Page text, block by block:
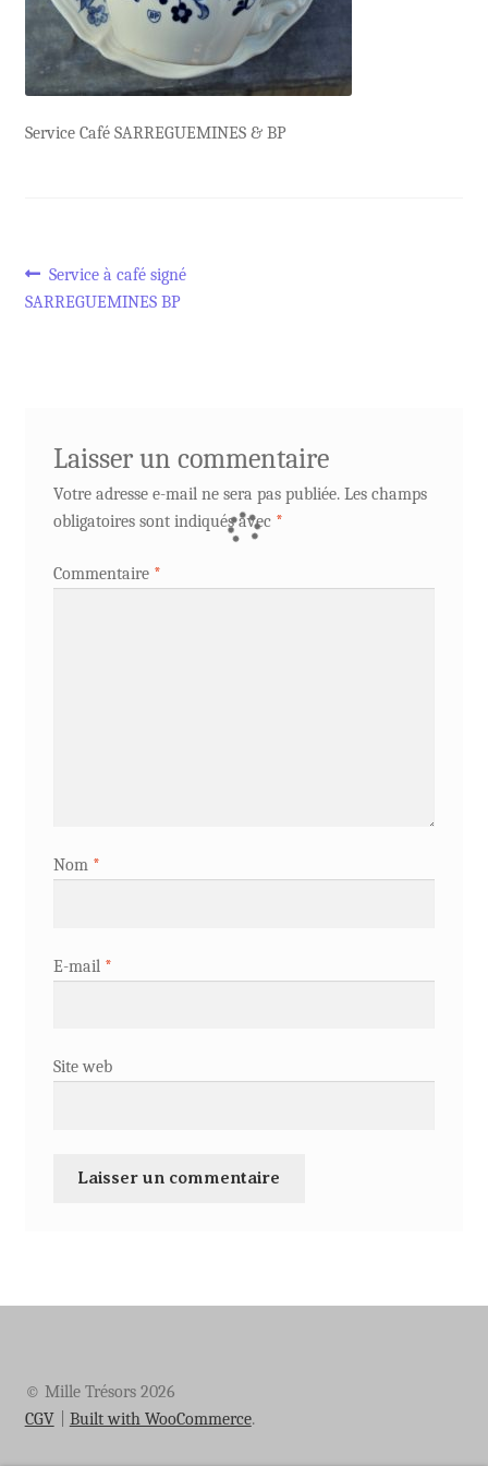
Service Café SARREGUEMINES & BP
Navigation
Article
précédent :
Service à café signé
SARREGUEMINES BP
Laisser un commentaire
Votre adresse e-mail ne sera pas publiée. Les champs
obligatoires sont indiqués avec *
Commentaire *
Nom *
E-mail *
Site web
© Mille Trésors 2026
CGV
Built with WooCommerce.